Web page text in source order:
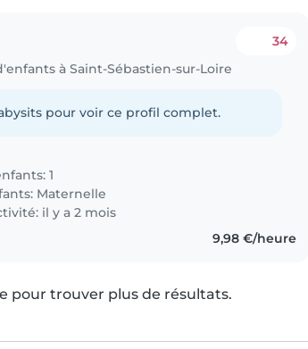
à Saint-Sébastien-sur-Loire
34
pour voir ce profil complet.
1
Maternelle
il y a 2 mois
9,98 €/heure
pour trouver plus de résultats.